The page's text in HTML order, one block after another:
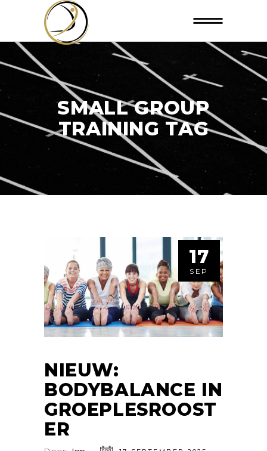
SMALL GROUP
TRAINING TAG
17
SEP
NIEUW:
BODYBALANCE IN
GROEPLESROOST
ER